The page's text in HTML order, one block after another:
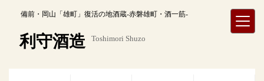
備前・岡山「雄町」復活の地酒蔵-赤磐雄町・酒一筋-
利守酒造 Toshimori Shuzo